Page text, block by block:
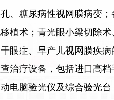
、糖尿病性视网膜病变
植术；青光眼小梁切除
眼症、早产儿视网膜疾
治疗设备，包括进口高
电脑验光仪及综合验光